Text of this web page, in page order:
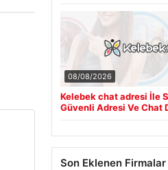
08/08/2026
Kelebek chat adresi İle
Güvenli Adresi Ve Chat
Son Eklenen Firmalar